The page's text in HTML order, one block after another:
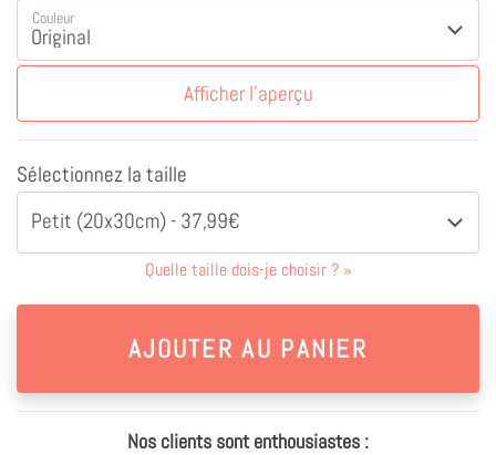
Couleur
Afficher l'aperçu
Sélectionnez la taille
Petit (20x30cm) - 37,99€
Quelle taille dois-je choisir ? »
Nos clients sont enthousiastes :